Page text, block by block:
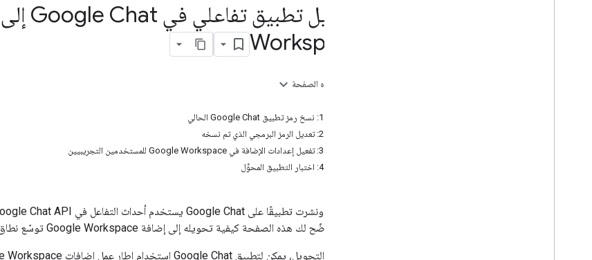
Workspace
على هذه الصفحة
الخطوة 4: اختبار التطبيق المحوَّل
إذا أنشأت ونشرت تطبيقًا على Google Chat يستخدم أحداث التفاعل في Google Chat API، مثل تطبيق يستند إلى
، توضّح لك هذه الصفحة كيفية تحويله إلى إضافة Google Workspace توسّع نطاق Google Chat.